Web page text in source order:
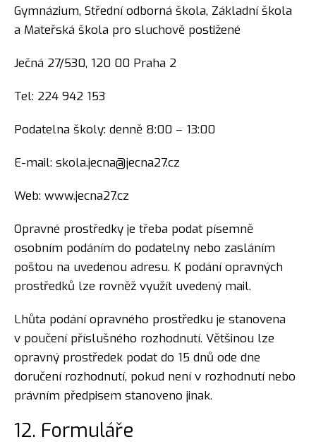
Gymnázium, Střední odborná škola, Základní škola
a Mateřská škola pro sluchově postižené
Ječná 27/530, 120 00 Praha 2
Tel: 224 942 153
Podatelna školy: denně 8:00 – 13:00
E-mail: skola.jecna@jecna27.cz
Web: www.jecna27.cz
Opravné prostředky je třeba podat písemně
osobním podáním do podatelny nebo zasláním
poštou na uvedenou adresu. K podání opravných
prostředků lze rovněž využít uvedený mail.
Lhůta podání opravného prostředku je stanovena
v poučení příslušného rozhodnutí. Většinou lze
opravný prostředek podat do 15 dnů ode dne
doručení rozhodnutí, pokud není v rozhodnutí nebo
právním předpisem stanoveno jinak.
12. Formuláře